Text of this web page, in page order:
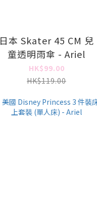
日本 Skater 45 CM 兒
童透明雨傘 - Ariel
HK$99.00
HK$119.00